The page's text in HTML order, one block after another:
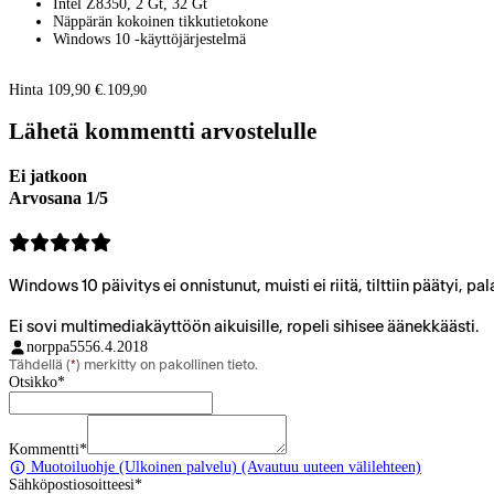
Intel Z8350, 2 Gt, 32 Gt
Näppärän kokoinen tikkutietokone
Windows 10 -käyttöjärjestelmä
Hinta 109,90 €.109,90
Lähetä kommentti arvostelulle
Ei jatkoon
Arvosana 1/5
Windows 10 päivitys ei onnistunut, muisti ei riitä, tilttiin päätyi,
Ei sovi multimediakäyttöön aikuisille, ropeli sihisee äänekkäästi.
norppa5556.4.2018
Tähdellä (*) merkitty on pakollinen tieto.
Otsikko*
Kommentti*
Muotoiluohje (Ulkoinen palvelu) (Avautuu uuteen välilehteen)
Sähköpostiosoitteesi*